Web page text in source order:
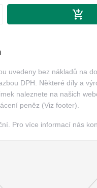
uvedeny bez nákladů na
DPH. Některé díly a
naleznete na našich
peněz (Viz footer).
Pro více informací nás